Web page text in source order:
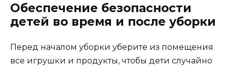
Обеспечение безопасности
детей во время и после уборки
Перед началом уборки уберите из помещения
все игрушки и продукты, чтобы дети случайно